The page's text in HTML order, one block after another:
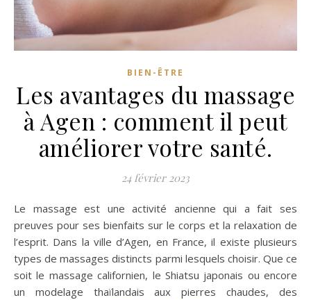
BIEN-ÊTRE
Les avantages du massage
à Agen : comment il peut
améliorer votre santé.
24 février 2023
Le massage est une activité ancienne qui a fait ses
preuves pour ses bienfaits sur le corps et la relaxation de
l’esprit. Dans la ville d’Agen, en France, il existe plusieurs
types de massages distincts parmi lesquels choisir. Que ce
soit le massage californien, le Shiatsu japonais ou encore
un modelage thaïlandais aux pierres chaudes, des